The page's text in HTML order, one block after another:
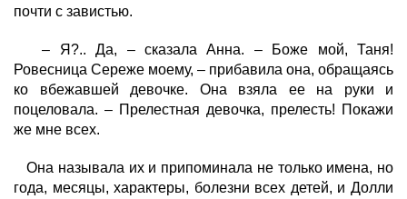
почти с завистью.
– Я?.. Да, – сказала Анна. – Боже мой, Таня!
Ровесница Сереже моему, – прибавила она, обращаясь
ко вбежавшей девочке. Она взяла ее на руки и
поцеловала. – Прелестная девочка, прелесть! Покажи
же мне всех.
Она называла их и припоминала не только имена, но
года, месяцы, характеры, болезни всех детей, и Долли